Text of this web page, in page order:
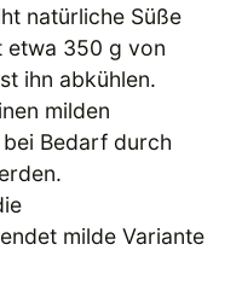
natürliche Süße
etwa 350 g von
ihn abkühlen.
milden
Bedarf durch
milde Variante